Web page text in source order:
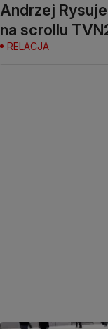
Andrzej
na scrollu
RELACJA